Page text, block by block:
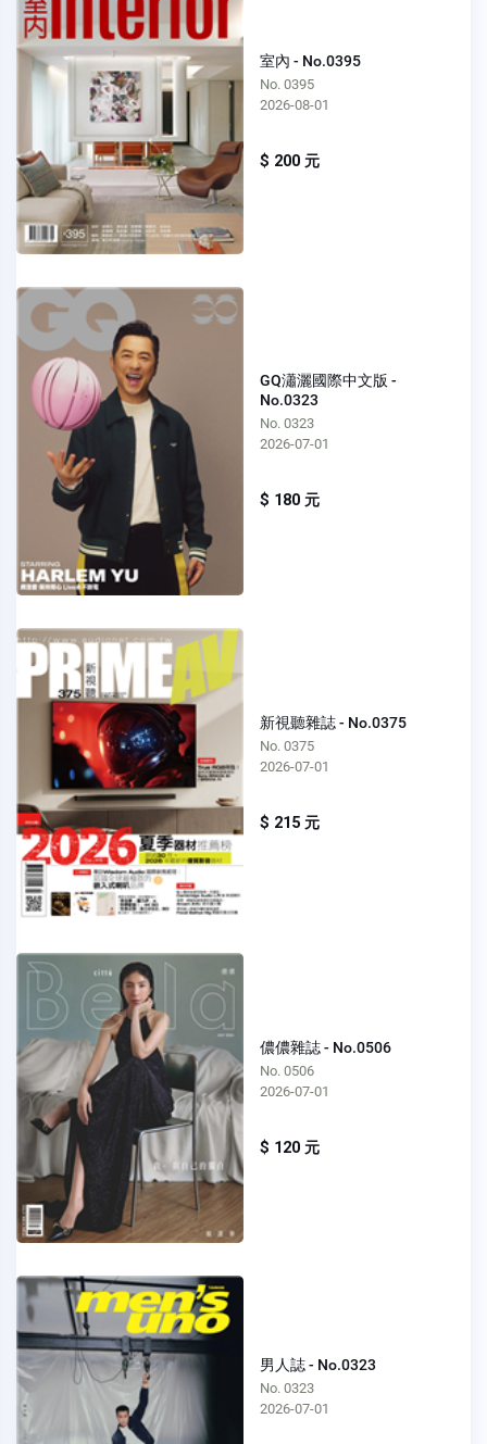
室內 - No.0395
No. 0395
2026-08-01
$ 200 元
GQ瀟灑國際中文版 -
No.0323
No. 0323
2026-07-01
$ 180 元
新視聽雜誌 - No.0375
No. 0375
2026-07-01
$ 215 元
儂儂雜誌 - No.0506
No. 0506
2026-07-01
$ 120 元
男人誌 - No.0323
No. 0323
2026-07-01